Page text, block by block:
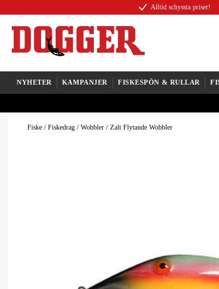
Alltid schyssta priser!
NYHETER KAMPANJER FISKESPÖN & RULLAR
Fiske / Fiskedrag / Wobbler / Zalt Flytande Wobbler